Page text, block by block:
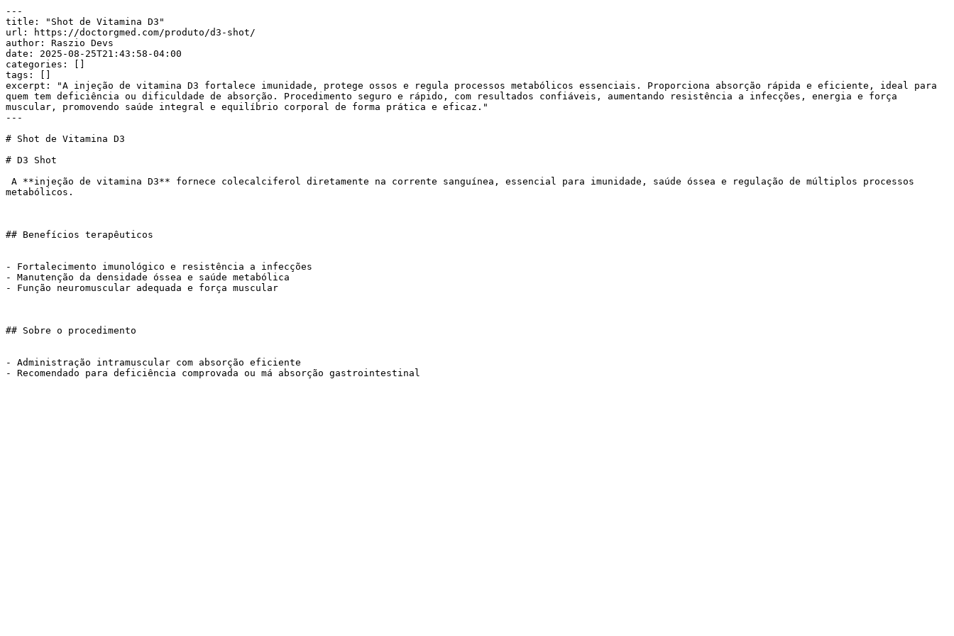
---
title: "Shot de Vitamina D3"
url: https://doctorgmed.com/produto/d3-shot/
author: Raszio Devs
date: 2025-08-25T21:43:58-04:00
categories: []
tags: []
excerpt: "A injeção de vitamina D3 fortalece imunidade, protege ossos e regula processos metabólicos essenciais. Proporciona absorção rápida e eficiente, ideal para
quem tem deficiência ou dificuldade de absorção. Procedimento seguro e rápido, com resultados confiáveis, aumentando resistência a infecções, energia e força
muscular, promovendo saúde integral e equilíbrio corporal de forma prática e eficaz."
---
# Shot de Vitamina D3
# D3 Shot
metabólicos.
## Benefícios terapêuticos
- Fortalecimento imunológico e resistência a infecções
- Manutenção da densidade óssea e saúde metabólica
- Função neuromuscular adequada e força muscular
## Sobre o procedimento
- Administração intramuscular com absorção eficiente
- Recomendado para deficiência comprovada ou má absorção gastrointestinal